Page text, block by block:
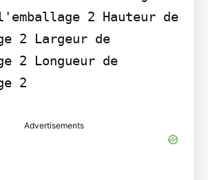
2 Hauteur de
2 Largeur de
2 Longueur de
Advertisements